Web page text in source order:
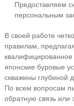
Предоставляем
персональным
В своей работе
правилам,
японские буровые
скважины глубиной
По всем вопросам
обратную связь или